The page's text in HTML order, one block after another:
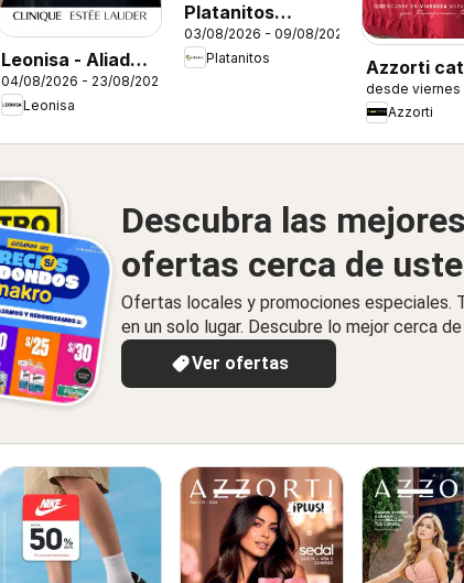
Leonisa - Aliados
Leonisa II
04/08/2026 - 23/08/2026
Leonisa
Platanitos
catálogo
03/08/2026 - 09/08/2026
Platanitos
Azzorti
- Campaña
desde viernes
Azzorti
Descubra las mejores
ofertas cerca de
Ofertas locales y promociones especiales.
en un solo lugar. Descubre lo mejor cerca
Ver ofertas